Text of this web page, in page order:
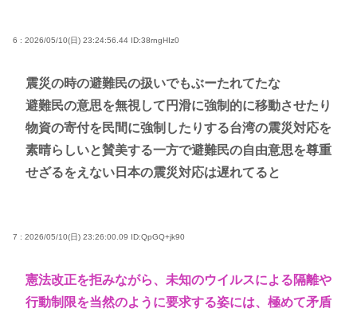
6 : 2026/05/10(日) 23:24:56.44 ID:38rngHIz0
震災の時の避難民の扱いでもぶーたれてたな
避難民の意思を無視して円滑に強制的に移動させたり
物資の寄付を民間に強制したりする台湾の震災対応を
素晴らしいと賛美する一方で避難民の自由意思を尊重
せざるをえない日本の震災対応は遅れてると
7 : 2026/05/10(日) 23:26:00.09 ID:QpGQ+jk90
憲法改正を拒みながら、未知のウイルスによる隔離や
行動制限を当然のように要求する姿には、極めて矛盾